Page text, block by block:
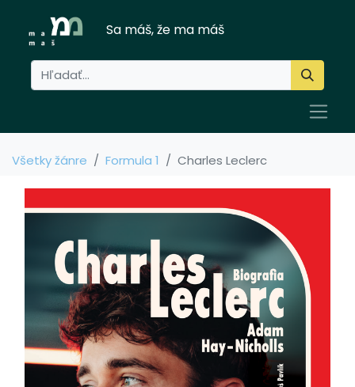
Sa máš, že ma máš
Všetky žánre Formula 1 Charles Leclerc